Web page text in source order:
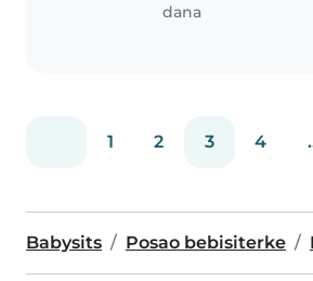
dana
1 2 3 4
Babysits Posao bebisiterke